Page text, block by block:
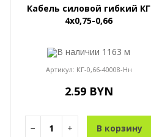
Кабель силовой гибкий КГ
4x0,75-0,66
В наличии 1163 м
Артикул: КГ-0,66-40008-Нн
2.59 BYN
− + В корзину